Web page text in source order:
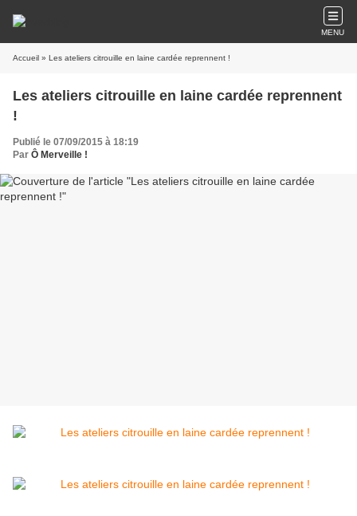
MENU
Accueil » Les ateliers citrouille en laine cardée reprennent !
Les ateliers citrouille en laine cardée reprennent
!
Publié le 07/09/2015 à 18:19
Par Ô Merveille !